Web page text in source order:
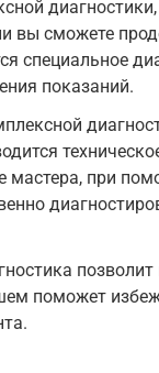
вы сможете
специальное
показаний.
мастера, при
поможет